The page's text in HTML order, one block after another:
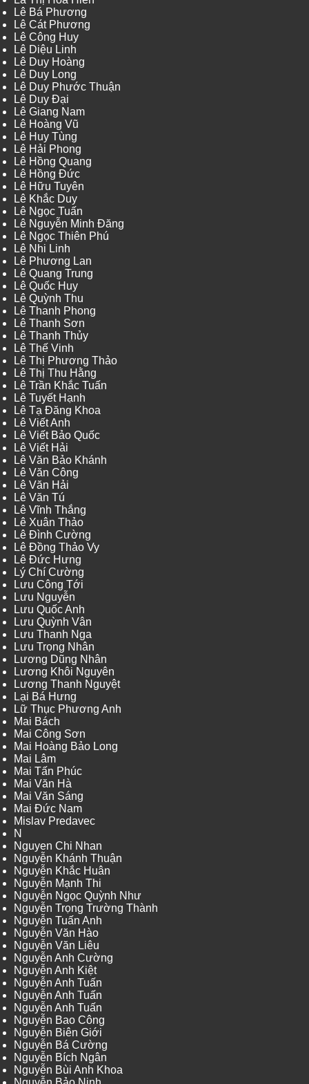
Lê Bá Phương
Lê Cát Phương
Lê Công Huy
Lê Diệu Linh
Lê Duy Hoàng
Lê Duy Long
Lê Duy Phước Thuận
Lê Duy Đại
Lê Giang Nam
Lê Hoàng Vũ
Lê Huy Tùng
Lê Hải Phong
Lê Hồng Quang
Lê Hồng Đức
Lê Hữu Tuyên
Lê Khắc Duy
Lê Ngọc Tuấn
Lê Nguyễn Minh Đăng
Lê Ngọc Thiên Phú
Lê Nhi Linh
Lê Phương Lan
Lê Quang Trung
Lê Quốc Huy
Lê Quỳnh Thu
Lê Thanh Phong
Lê Thanh Sơn
Lê Thanh Thủy
Lê Thế Vinh
Lê Thị Phương Thảo
Lê Thị Thu Hằng
Lê Trần Khắc Tuấn
Lê Tuyết Hạnh
Lê Tạ Đăng Khoa
Lê Viết Anh
Lê Viết Bảo Quốc
Lê Viết Hải
Lê Văn Bảo Khánh
Lê Văn Công
Lê Văn Hải
Lê Văn Tú
Lê Vĩnh Thắng
Lê Xuân Thảo
Lê Đình Cường
Lê Đồng Thảo Vy
Lê Đức Hưng
Lý Chí Cường
Lưu Công Tới
Lưu Nguyễn
Lưu Quốc Anh
Lưu Quỳnh Vân
Lưu Thanh Nga
Lưu Trọng Nhân
Lương Dũng Nhân
Lương Khôi Nguyên
Lương Thanh Nguyệt
Lại Bá Hưng
Lữ Thục Phương Anh
Mai Bách
Mai Công Sơn
Mai Hoàng Bảo Long
Mai Lâm
Mai Tấn Phúc
Mai Văn Hà
Mai Văn Sáng
Mai Đức Nam
Mislav Predavec
N
Nguyen Chi Nhan
Nguyễn Khánh Thuận
Nguyễn Khắc Huân
Nguyễn Mạnh Thi
Nguyễn Ngọc Quỳnh Như
Nguyễn Trọng Trường Thành
Nguyễn Tuấn Anh
Nguyễn Văn Hào
Nguyễn Văn Liêu
Nguyễn Anh Cường
Nguyễn Anh Kiệt
Nguyễn Anh Tuấn
Nguyễn Anh Tuấn
Nguyễn Anh Tuấn
Nguyễn Bao Công
Nguyễn Biên Giới
Nguyễn Bá Cường
Nguyễn Bích Ngân
Nguyễn Bùi Anh Khoa